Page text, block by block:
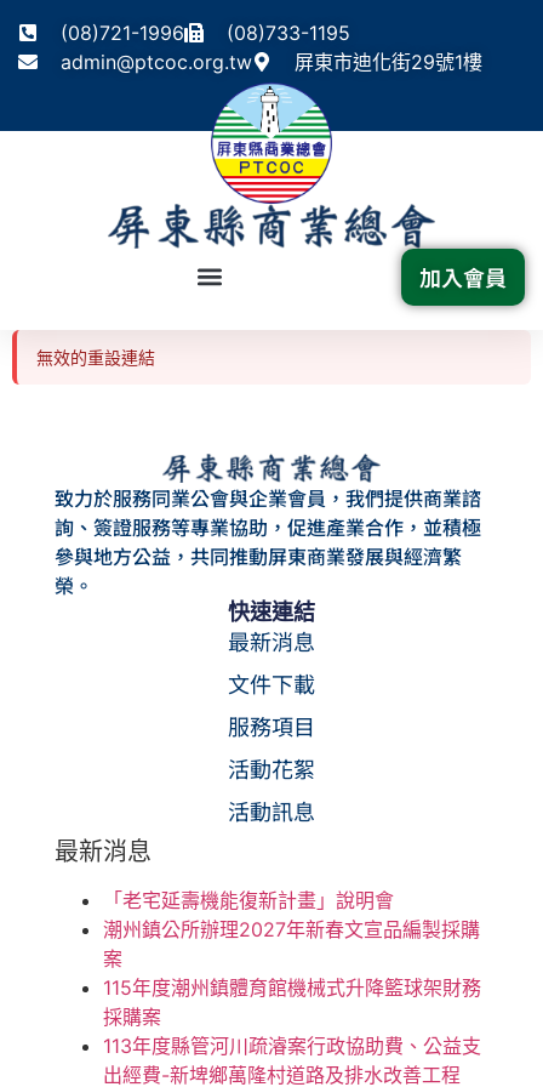
(08)721-1996
(08)733-1195
admin@ptcoc.org.tw
屏東市迪化街29號1樓
加入會員
無效的重設連結
致力於服務同業公會與企業會員，我們提供商業諮
詢、簽證服務等專業協助，促進產業合作，並積極
參與地方公益，共同推動屏東商業發展與經濟繁
榮。
快速連結
最新消息
文件下載
服務項目
活動花絮
活動訊息
最新消息
「老宅延壽機能復新計畫」說明會
潮州鎮公所辦理2027年新春文宣品編製採購
案
115年度潮州鎮體育館機械式升降籃球架財務
採購案
113年度縣管河川疏濬案行政協助費、公益支
出經費-新埤鄉萬隆村道路及排水改善工程